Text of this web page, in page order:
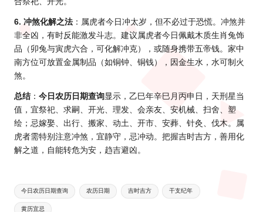
6. 冲煞化解之法 ：属虎者今日冲太岁，但不必过于恐慌。冲煞并
非全凶，有时反能激发斗志。建议属虎者今日佩戴木质生肖兔饰
品（卯兔与寅虎六合，可化解冲克），或随身携带五帝钱。家中
南方位可放置金属制品（如铜钟、铜钱），因金生水，水可制火
煞。
总结 ： 今日农历日期查询显示，乙巳年辛巳月丙申日，天刑星当
值，宜祭祀、求嗣、开光、理发、会亲友、安机械、扫舍、塑
绘；忌嫁娶、出行、搬家、动土、开市、安葬、针灸、伐木。属
虎者需特别注意冲煞，宜静守，忌冲动。把握吉时吉方，善用化
解之道，自能转危为安，趋吉避凶。
Tags:
今日农历日期查询 农历日期 吉时吉方 干支纪年
黄历宜忌